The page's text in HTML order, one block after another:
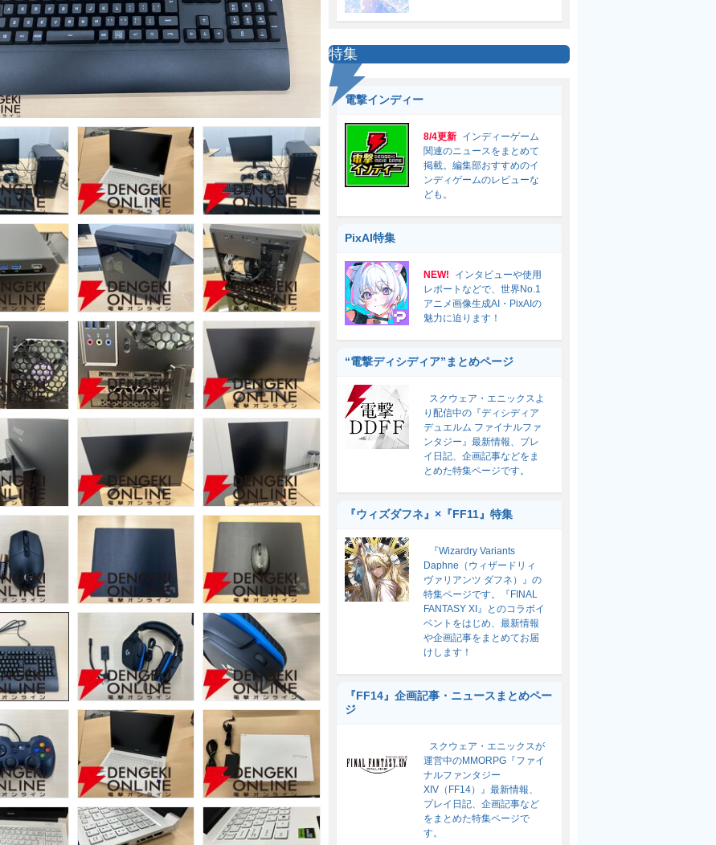
特集
電撃インディー
8/4更新 インディーゲーム
関連のニュースをまとめて
掲載。編集部おすすめのイ
ンディゲームのレビューな
ども。
PixAI特集
NEW!
インタビューや使用
レポートなどで、世界No.1
アニメ画像生成AI・PixAIの
魅力に迫ります！
“電撃ディシディア”まとめページ
スクウェア・エニックスよ
り配信中の『ディシディア
デュエルム ファイナルファ
ンタジー』最新情報、プレ
イ日記、企画記事などをま
とめた特集ページです。
『ウィズダフネ』×『FF11』特集
『Wizardry Variants
Daphne（ウィザードリィ
ヴァリアンツ ダフネ）』の
特集ページです。『FINAL
FANTASY XI』とのコラボイ
ベントをはじめ、最新情報
や企画記事をまとめてお届
けします！
『FF14』企画記事・ニュースまとめペー
ジ
スクウェア・エニックスが
運営中のMMORPG『ファイ
ナルファンタジー
XIV（FF14）』最新情報、
プレイ日記、企画記事など
をまとめた特集ページで
す。